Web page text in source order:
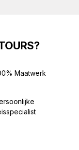
Maatwerk